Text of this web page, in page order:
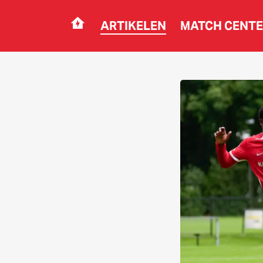
Navigation ARTIKELEN MATCH